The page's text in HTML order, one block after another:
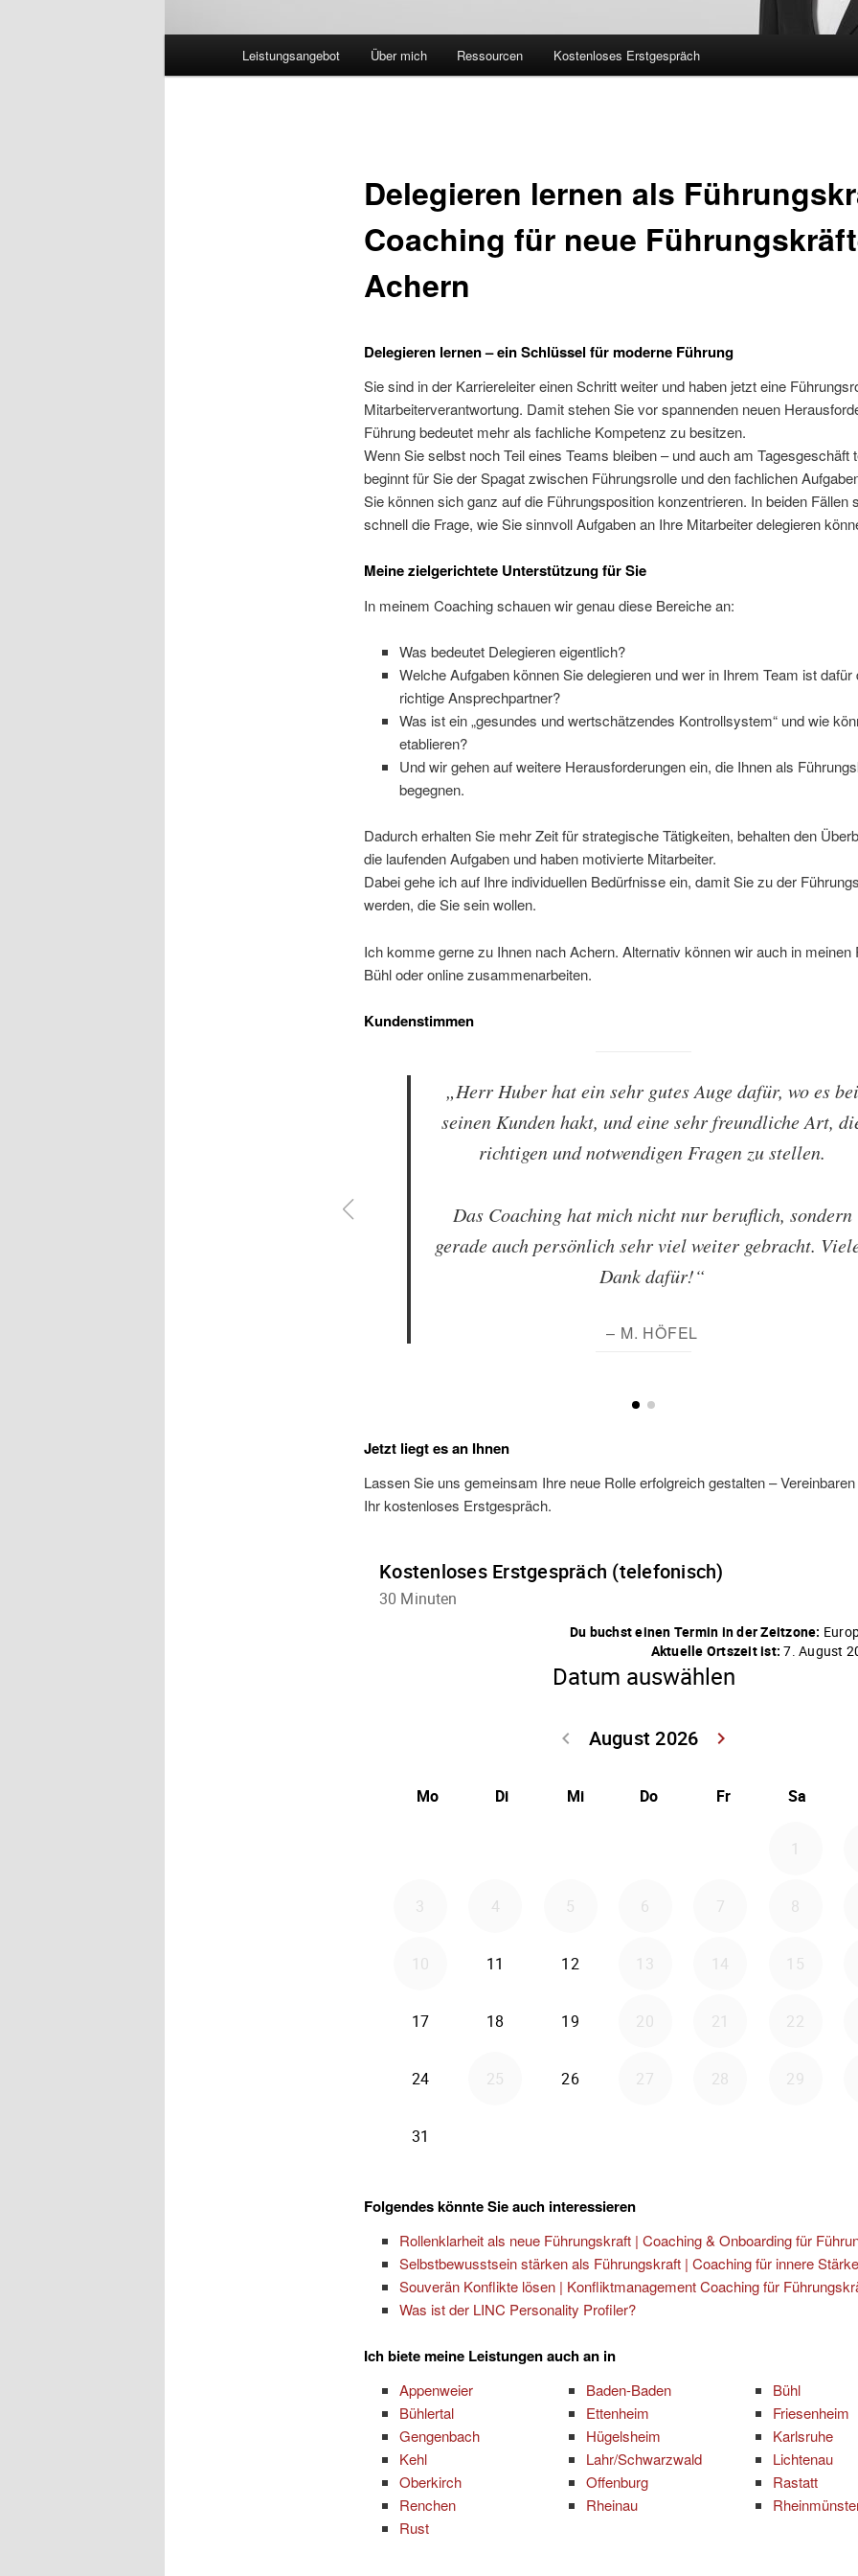
Leistungsangebot Über mich Ressourcen Kostenloses Erstgespräch
Delegieren lernen als
Coaching für neue
Achern
Delegieren lernen – ein Schlüssel für moderne Führung
Sie sind in der Karriereleiter einen Schritt weiter und haben jetzt eine
Mitarbeiterverantwortung. Damit stehen Sie vor spannenden neuen
Führung bedeutet mehr als fachliche Kompetenz zu besitzen.
Wenn Sie selbst noch Teil eines Teams bleiben – und auch am Tagesgeschäft
beginnt für Sie der Spagat zwischen Führungsrolle und den fachlichen
Sie können sich ganz auf die Führungsposition konzentrieren. In beiden Fällen
schnell die Frage, wie Sie sinnvoll Aufgaben an Ihre Mitarbeiter delegieren
Meine zielgerichtete Unterstützung für Sie
In meinem Coaching schauen wir genau diese Bereiche an:
Was bedeutet Delegieren eigentlich?
Welche Aufgaben können Sie delegieren und wer in Ihrem Team ist dafür
richtige Ansprechpartner?
Was ist ein „gesundes und wertschätzendes Kontrollsystem“ und wie
etablieren?
Und wir gehen auf weitere Herausforderungen ein, die Ihnen als
begegnen.
Dadurch erhalten Sie mehr Zeit für strategische Tätigkeiten, behalten den
die laufenden Aufgaben und haben motivierte Mitarbeiter.
Dabei gehe ich auf Ihre individuellen Bedürfnisse ein, damit Sie zu der
werden, die Sie sein wollen.
Ich komme gerne zu Ihnen nach Achern. Alternativ können wir auch in meinen
Bühl oder online zusammenarbeiten.
Kundenstimmen
„Herr Huber hat ein sehr gutes Auge dafür, wo es bei
seinen Kunden hakt, und eine sehr freundliche Art,
richtigen und notwendigen Fragen zu stellen.
Das Coaching hat mich nicht nur beruflich, sondern
gerade auch persönlich sehr viel weiter gebracht.
Dank dafür!“
– M. HÖFEL
Jetzt liegt es an Ihnen
Lassen Sie uns gemeinsam Ihre neue Rolle erfolgreich gestalten –
Ihr kostenloses Erstgespräch.
Folgendes könnte Sie auch interessieren
Rollenklarheit als neue Führungskraft | Coaching & Onboarding für
Selbstbewusstsein stärken als Führungskraft | Coaching für innere Stärke
Souverän Konflikte lösen | Konfliktmanagement Coaching für
Was ist der LINC Personality Profiler?
Ich biete meine Leistungen auch an in
Appenweier
Bühlertal
Gengenbach
Kehl
Oberkirch
Renchen
Rust
Baden-Baden
Ettenheim
Hügelsheim
Lahr/Schwarzwald
Offenburg
Rheinau
Bühl
Friesenheim
Karlsruhe
Lichtenau
Rastatt